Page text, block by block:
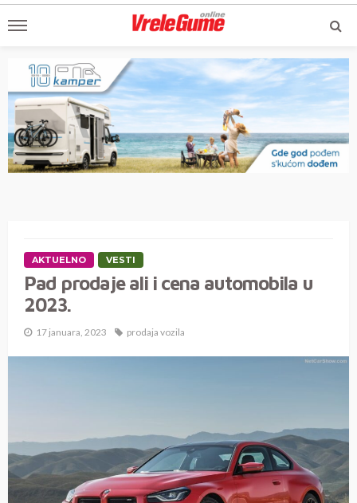
AKTUELNO VESTI
Pad prodaje ali i cena automobila u
2023.
17 januara, 2023 prodaja vozila